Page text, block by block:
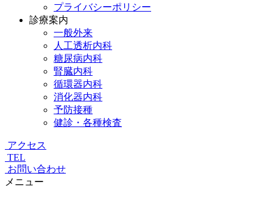
プライバシーポリシー
診療案内
一般外来
人工透析内科
糖尿病内科
腎臓内科
循環器内科
消化器内科
予防接種
健診・各種検査
アクセス
TEL
お問い合わせ
メニュー